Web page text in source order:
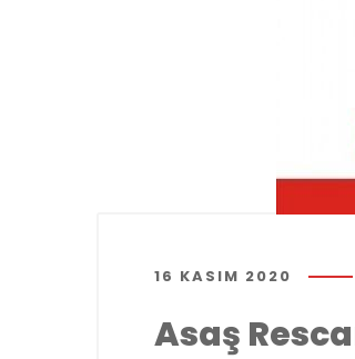
16 KASIM 2020
Asaş